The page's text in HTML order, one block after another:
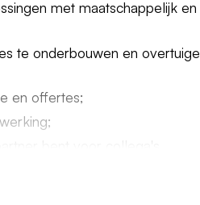
met maatschappelijk en
te onderbouwen en
en offertes;